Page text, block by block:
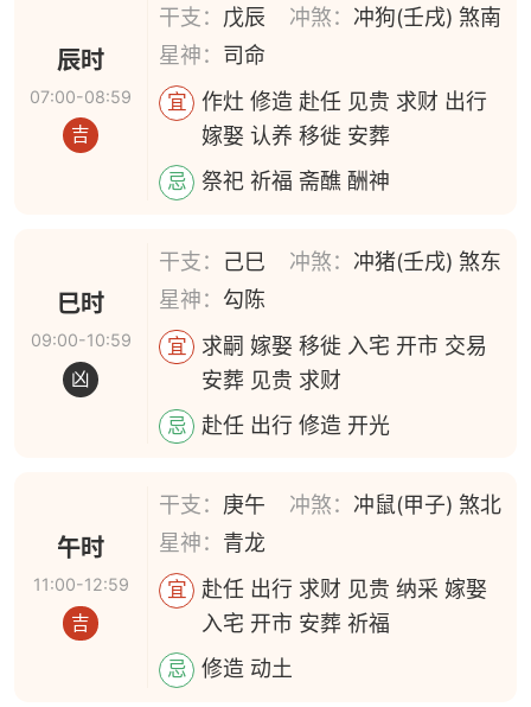
辰时
07:00-08:59
吉
干支： 戊辰 冲煞： 冲狗(壬戌) 煞南
星神： 司命
宜
作灶 修造 赴任 见贵 求财 出行
嫁娶 认养 移徙 安葬
忌 祭祀 祈福 斋醮 酬神
巳时
09:00-10:59
凶
干支： 己巳 冲煞： 冲猪(壬戌) 煞东
星神： 勾陈
宜
求嗣 嫁娶 移徙 入宅 开市 交易
安葬 见贵 求财
忌 赴任 出行 修造 开光
午时
11:00-12:59
吉
干支： 庚午 冲煞： 冲鼠(甲子) 煞北
星神： 青龙
宜
赴任 出行 求财 见贵 纳采 嫁娶
入宅 开市 安葬 祈福
忌 修造 动土